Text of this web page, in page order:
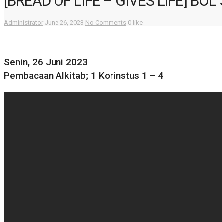
Administrator June 26, 2023 No Comments 0 like
Senin, 26 Juni 2023
Pembacaan Alkitab; 1 Korinstus 1 – 4